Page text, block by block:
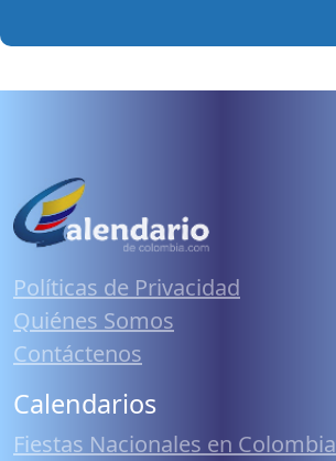
Políticas de Privacidad
Quiénes Somos
Contáctenos
Calendarios
Fiestas Nacionales en Colombia